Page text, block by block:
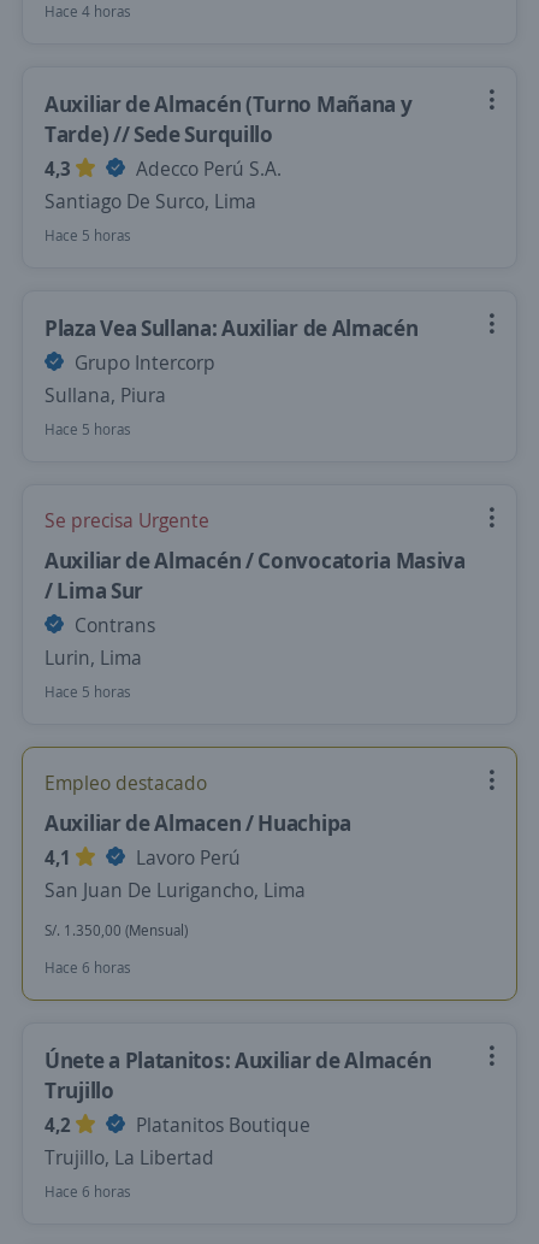
Hace 4 horas
Auxiliar de Almacén (Turno Mañana y
Tarde) // Sede Surquillo
4,3
Adecco Perú S.A.
Santiago De Surco, Lima
Hace 5 horas
Plaza Vea Sullana: Auxiliar de Almacén
Grupo Intercorp
Sullana, Piura
Hace 5 horas
Se precisa Urgente
Auxiliar de Almacén / Convocatoria Masiva
/ Lima Sur
Contrans
Lurin, Lima
Hace 5 horas
Empleo destacado
Auxiliar de Almacen / Huachipa
4,1
Lavoro Perú
San Juan De Lurigancho, Lima
S/. 1.350,00 (Mensual)
Hace 6 horas
Únete a Platanitos: Auxiliar de Almacén
Trujillo
4,2
Platanitos Boutique
Trujillo, La Libertad
Hace 6 horas